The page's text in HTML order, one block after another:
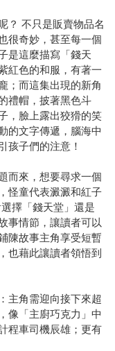
？ 不只是販賣物品名
很奇妙，甚至每一個
是這麼描寫「錢天
紅色的和服，有著一
；而這集出現的新角
禮帽，披著黑色斗
，臉上露出狡猾的笑
的文字傳遞，腦海中
孩子們的注意！
而來，想要尋求一個
怪童代表澱澱和紅子
擇「錢天堂」還是
事情節，讓讀者可以
陳故事主角享受短暫
也藉此讓讀者領悟到
主角需迎向接下來超
像「主廚巧克力」中
程車司機辰雄；更有